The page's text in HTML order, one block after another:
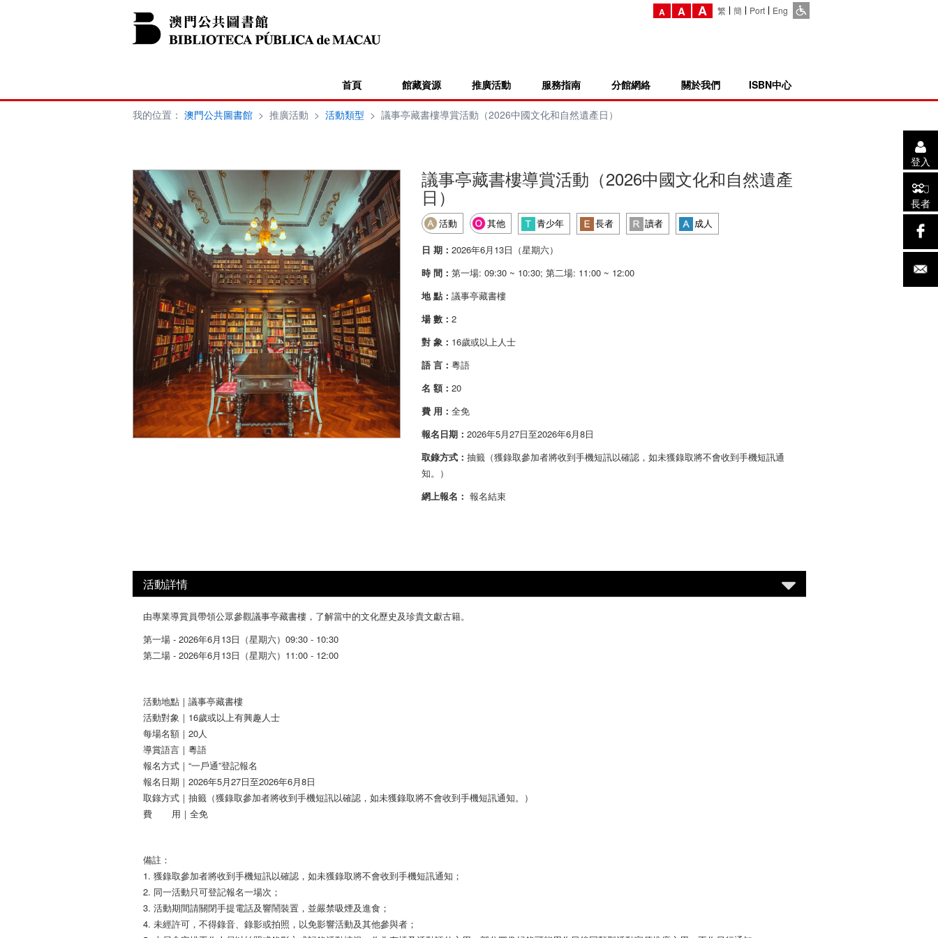
A A A 繁 簡 Port Eng
首頁 館藏資源 推廣活動 服務指南 分館網絡 關於我們 ISBN中心
登入
長者
我的位置： 澳門公共圖書館> 推廣活動 > 活動類型 > 議事亭藏書樓導賞活動（2026中國文化和自然遺產日）
議事亭藏書樓導賞活動（2026中國文化和自然遺產
日）
活動 其他 青少年 長者 讀者
成人
日 期：2026年6月13日（星期六）
時 間：第一場: 09:30 ~ 10:30; 第二場: 11:00 ~ 12:00
地 點：議事亭藏書樓
場 數：2
對 象： 16歲或以上人士
語 言：粵語
名 額：20
費 用：全免
報名日期：2026年5月27日至2026年6月8日
取錄方式：抽籤（獲錄取參加者將收到手機短訊以確認，如未獲錄取將不會收到手機短訊通
知。）
網上報名： 報名結束
活動詳情
由專業導賞員帶領公眾參觀議事亭藏書樓，了解當中的文化歷史及珍貴文獻古籍。
第一場 - 2026年6月13日（星期六）09:30 - 10:30
第二場 - 2026年6月13日（星期六）11:00 - 12:00
活動地點｜議事亭藏書樓
活動對象｜16歲或以上有興趣人士
每場名額｜20人
導賞語言｜粵語
報名方式｜“一戶通”登記報名
報名日期｜2026年5月27日至2026年6月8日
取錄方式｜抽籤（獲錄取參加者將收到手機短訊以確認，如未獲錄取將不會收到手機短訊通知。）
費 用｜全免
備註：
1. 獲錄取參加者將收到手機短訊以確認，如未獲錄取將不會收到手機短訊通知；
2. 同一活動只可登記報名一場次；
3. 活動期間請關閉手提電話及響鬧裝置，並嚴禁吸煙及進食；
4. 未經許可，不得錄音、錄影或拍照，以免影響活動及其他參與者；